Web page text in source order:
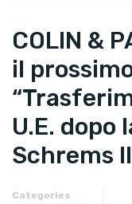
COLIN &
il
U.E. dopo
Schrems
Categories